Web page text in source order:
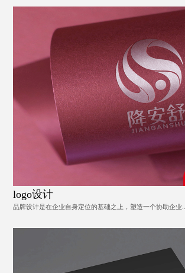
logo设计
品牌设计是在企业自身定位的基础之上，塑造一个协助企业...